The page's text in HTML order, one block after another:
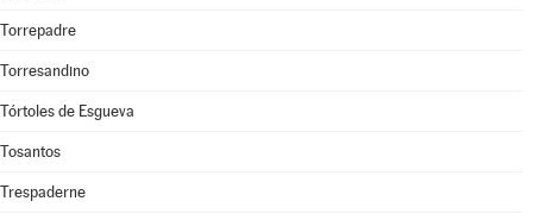
Torrepadre
Torresandino
Tórtoles de Esgueva
Tosantos
Trespaderne